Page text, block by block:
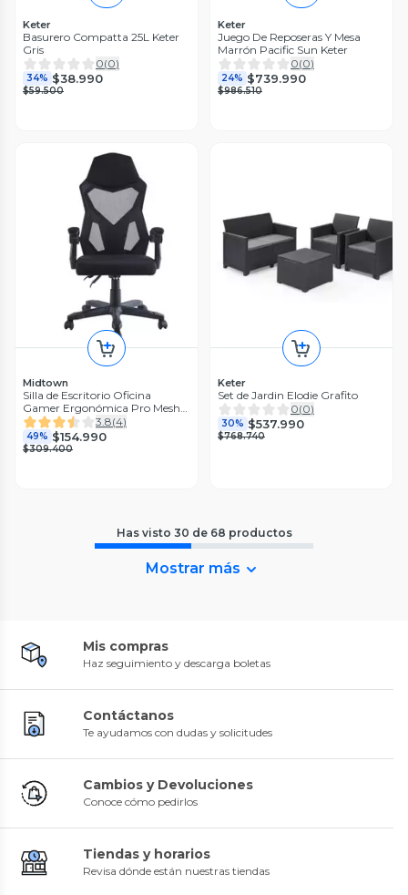
Keter
Basurero Compatta 25L Keter
Gris
0(0)
34% $38.990
$59.500
Keter
Juego De Reposeras Y Mesa
Marrón Pacific Sun Keter
0(0)
24% $739.990
$986.510
Midtown
Silla de Escritorio Oficina
Gamer Ergonómica Pro Mesh
Midtown
3.8(4)
49% $154.990
$309.400
Keter
Set de Jardin Elodie Grafito
0(0)
30% $537.990
$768.740
Has visto 30 de 68 productos
Mostrar más
Mis compras
Haz seguimiento y descarga boletas
Contáctanos
Te ayudamos con dudas y solicitudes
Cambios y Devoluciones
Conoce cómo pedirlos
Tiendas y horarios
Revisa dónde están nuestras tiendas